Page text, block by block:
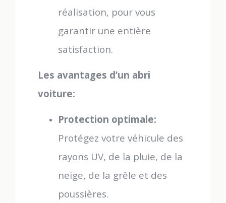
réalisation, pour vous
garantir une entière
satisfaction.
Les avantages d’un abri
voiture:
Protection optimale:
Protégez votre véhicule des
rayons UV, de la pluie, de la
neige, de la grêle et des
poussières.